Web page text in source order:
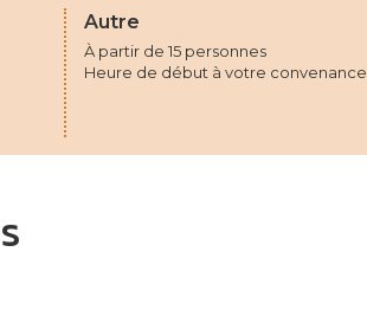
Autre
À partir de 15 personnes
Heure de début à votre convenance